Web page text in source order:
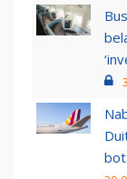
bot